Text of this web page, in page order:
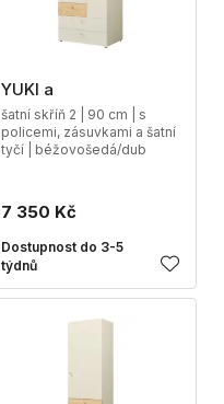
YUKI a
šatní skříň 2 | 90 cm | s
policemi, zásuvkami a šatní
tyčí | béžovošedá/dub
7 350 Kč
Dostupnost do 3-5
týdnů